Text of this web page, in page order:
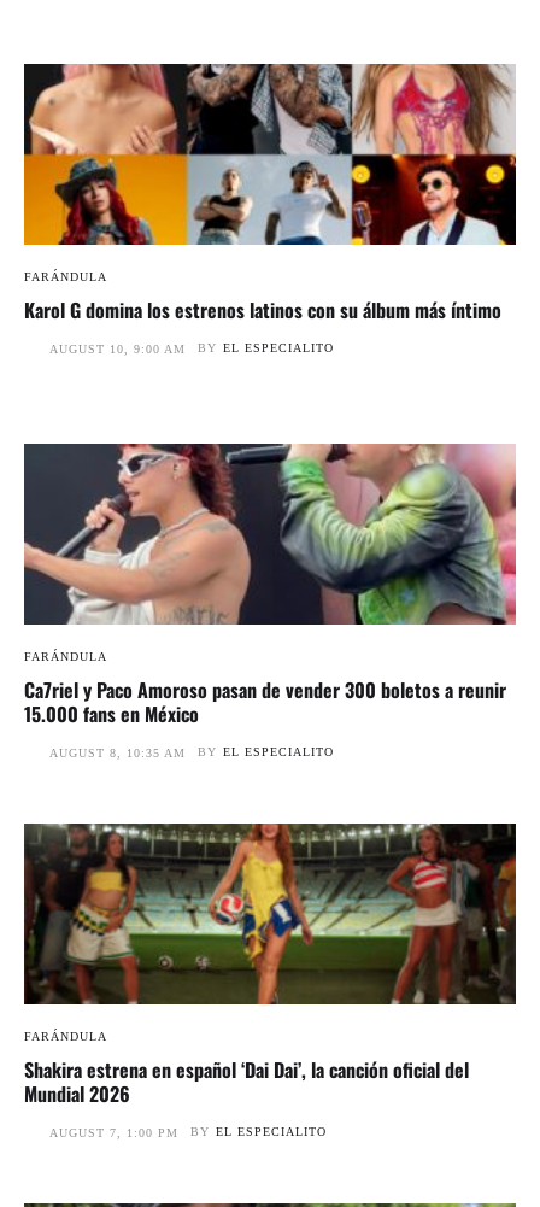
FARÁNDULA
Karol G domina los estrenos latinos con su álbum más íntimo
AUGUST 10, 9:00 AM BY EL ESPECIALITO
FARÁNDULA
Ca7riel y Paco Amoroso pasan de vender 300 boletos a reunir
15.000 fans en México
AUGUST 8, 10:35 AM BY EL ESPECIALITO
FARÁNDULA
Shakira estrena en español ‘Dai Dai’, la canción oficial del
Mundial 2026
AUGUST 7, 1:00 PM BY EL ESPECIALITO